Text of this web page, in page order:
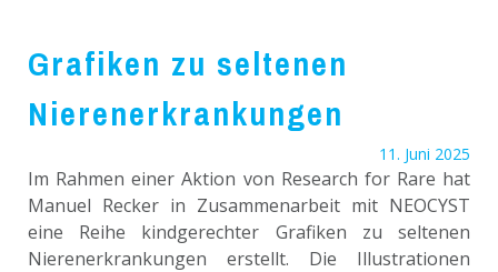
Grafiken zu seltenen
Nierenerkrankungen
11. Juni 2025
Im Rahmen einer Aktion von Research for Rare hat
Manuel Recker in Zusammenarbeit mit NEOCYST
eine Reihe kindgerechter Grafiken zu seltenen
Nierenerkrankungen erstellt. Die Illustrationen